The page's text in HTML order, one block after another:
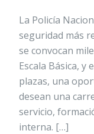
La Policía
seguridad más
se convocan
Escala Básica, y
plazas, una
desean una
servicio,
interna. […]